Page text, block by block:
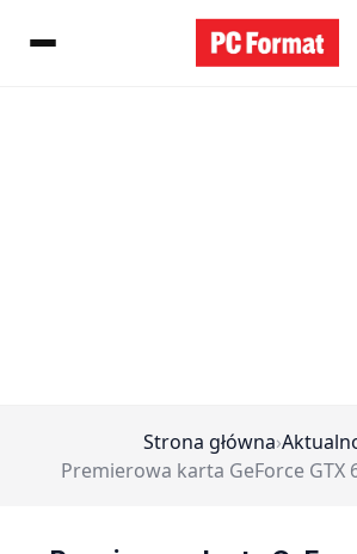
Strona główna›
Premierowa karta GeForce GTX